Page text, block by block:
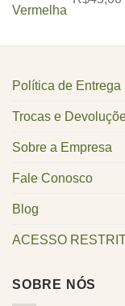
Política de Entrega
Trocas e
Sobre a Empresa
Fale Conosco
Blog
ACESSO
SOBRE NÓS